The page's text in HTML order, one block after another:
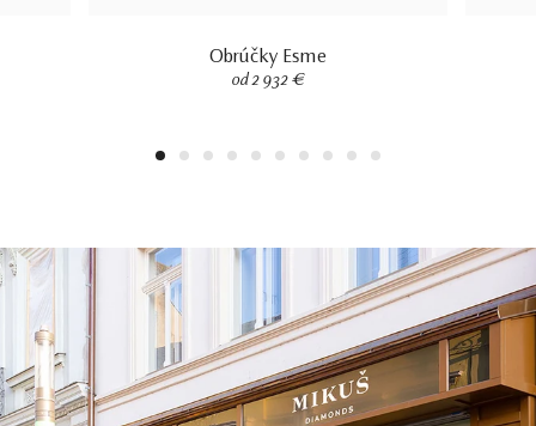
Obrúčky Esme
od 2 932 €
1 2 3 4 5 6 7 8 9 10